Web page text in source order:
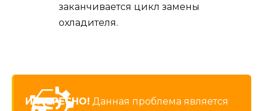
заканчивается цикл замены
охладителя.
ИНТЕРЕСНО! Данная проблема является